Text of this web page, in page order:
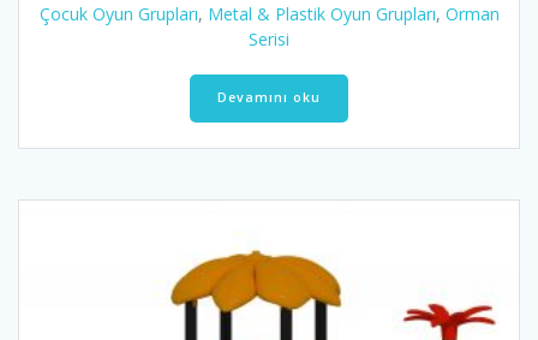
Çocuk Oyun Grupları, Metal & Plastik Oyun Grupları, Orman
Serisi
Devamını oku